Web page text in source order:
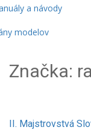
a návody
modelov
Značka:
II. Majstrovstvá